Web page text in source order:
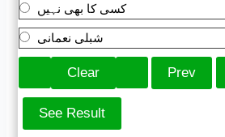
کسی کا بھی نہیں
شبلی نعمانی